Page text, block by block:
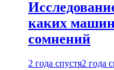
каких
сомнений
2 года спустя2 года